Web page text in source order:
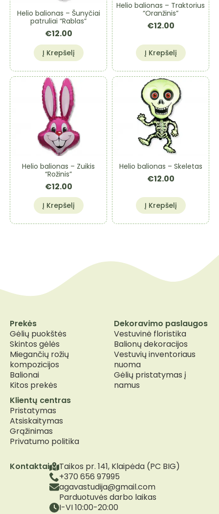
Helio balionas – Šunyčiai
patruliai “Rablas”
€12.00
Į Krepšelį
Helio balionas – Traktorius
“Oranžinis”
€12.00
Į Krepšelį
Helio balionas – Zuikis
“Rožinis”
€12.00
Į Krepšelį
Helio balionas – Skeletas
€12.00
Į Krepšelį
Kontaktai
Taikos pr. 141, Klaipėda (PC BIG)
+370 656 97995
agavastudija@gmail.com
Parduotuvės darbo laikas
I-VI 10:00-20:00
Prekės
Gėlių puokštės
Skintos gėlės
Miegančių rožių
kompozicijos
Balionai
Kitos prekės
Dekoravimo paslaugos
Vestuvinė floristika
Balionų dekoracijos
Vestuvių inventoriaus
nuoma
Gėlių pristatymas į
namus
Klientų centras
Pristatymas
Atsiskaitymas
Grąžinimas
Privatumo politika